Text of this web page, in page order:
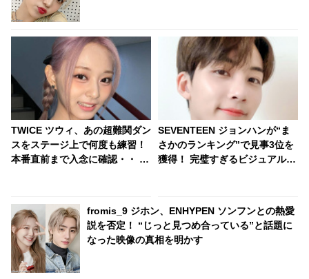
TWICE ツウィ、あの超難関ダン
スをステージ上で何度も練習！
本番直前まで入念に確認・・ か
SEVENTEEN ジョンハンが“ま
さかのランキング”で見事3位を
獲得！ 完璧すぎるビジュアルか
唖然とさせたジョンハンの意外
な一面にファン大爆笑
fromis_9 ジホン、ENHYPEN ソンフンとの熱愛
説を否定！ “じっと見つめ合っている”と話題に
なった映像の真相を明かす